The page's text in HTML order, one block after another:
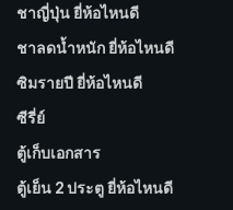
ชาญี่ปุ่น ยี่ห้อไหนดี
ชาลดน้ำหนัก ยี่ห้อไหนดี
ซิมรายปี ยี่ห้อไหนดี
ซีรี่ย์
ตู้เก็บเอกสาร
ตู้เย็น 2 ประตู ยี่ห้อไหนดี